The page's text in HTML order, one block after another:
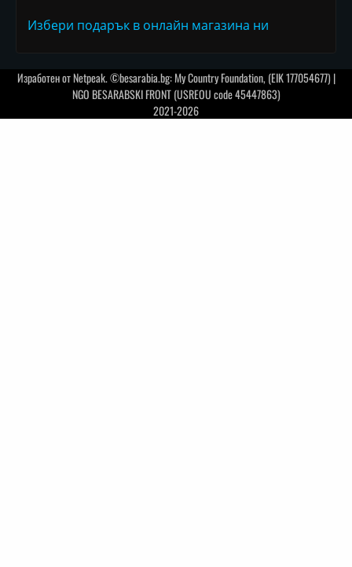
Избери подарък в онлайн магазина ни
Изработен отNetpeak. ©besarabia.bg: My Country Foundation, (EIK 177054677) |
NGO BESARABSKI FRONT (USREOU code 45447863)
2021-2026